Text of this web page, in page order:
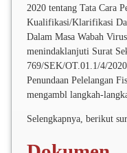
2020 tentang Tata Cara
Kualifikasi/Klarifikasi
Dalam Masa Wabah
menindaklanjuti Surat
769/SEK/OT.01.1/4/
Penundaan Pelelangan
mengambl langkah-
Selengkapnya, berikut